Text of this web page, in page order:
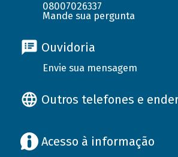
08007026337
Mande sua pergunta
Ouvidoria
Envie sua mensagem
Outros telefones e
Acesso à informação